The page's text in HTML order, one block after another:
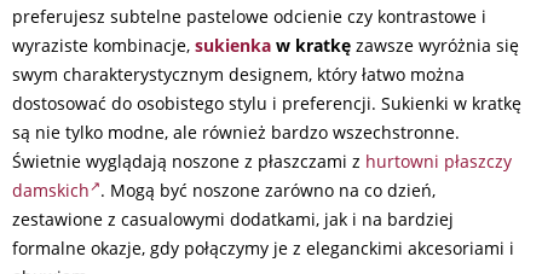
preferujesz subtelne pastelowe odcienie czy kontrastowe i
wyraziste kombinacje, sukienka w kratkę zawsze wyróżnia się
swym charakterystycznym designem, który łatwo można
dostosować do osobistego stylu i preferencji. Sukienki w kratkę
są nie tylko modne, ale również bardzo wszechstronne.
Świetnie wyglądają noszone z płaszczami z hurtowni płaszczy
damskich . Mogą być noszone zarówno na co dzień,
zestawione z casualowymi dodatkami, jak i na bardziej
formalne okazje, gdy połączymy je z eleganckimi akcesoriami i